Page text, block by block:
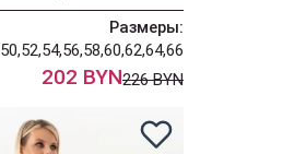
Размеры:
50,52,54,56,58,60,62,64,66
202 BYN226 BYN